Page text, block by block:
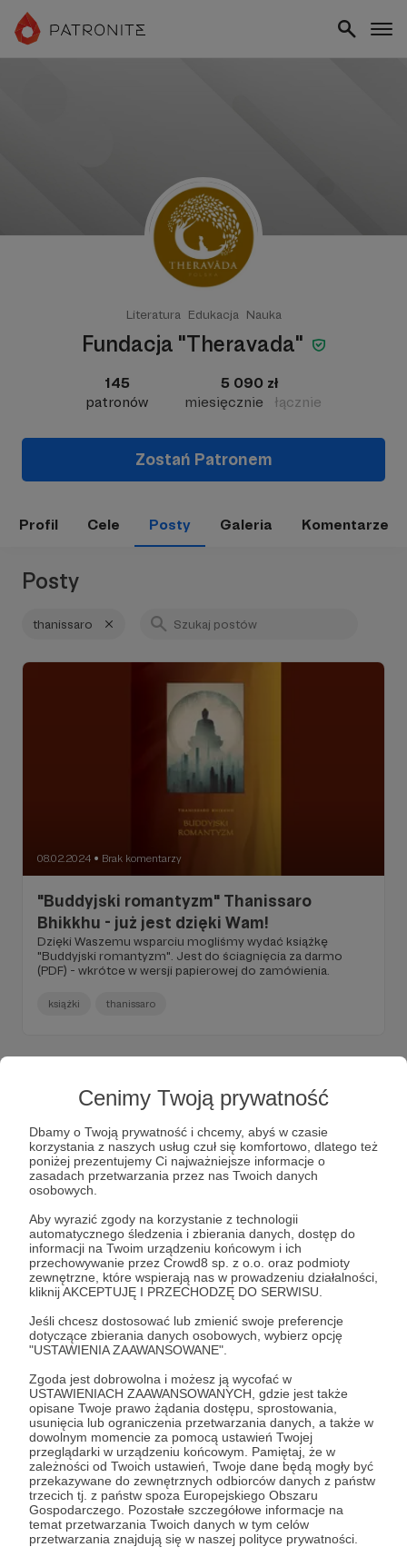
Cenimy Twoją prywatność
Dbamy o Twoją prywatność i chcemy, abyś w czasie
korzystania z naszych usług czuł się komfortowo, dlatego też
poniżej prezentujemy Ci najważniejsze informacje o
zasadach przetwarzania przez nas Twoich danych
osobowych.
Aby wyrazić zgody na korzystanie z technologii
automatycznego śledzenia i zbierania danych, dostęp do
informacji na Twoim urządzeniu końcowym i ich
przechowywanie przez Crowd8 sp. z o.o. oraz podmioty
zewnętrzne, które wspierają nas w prowadzeniu działalności,
kliknij AKCEPTUJĘ I PRZECHODZĘ DO SERWISU.
Jeśli chcesz dostosować lub zmienić swoje preferencje
dotyczące zbierania danych osobowych, wybierz opcję
"USTAWIENIA ZAAWANSOWANE".
Zgoda jest dobrowolna i możesz ją wycofać w
USTAWIENIACH ZAAWANSOWANYCH, gdzie jest także
opisane Twoje prawo żądania dostępu, sprostowania,
usunięcia lub ograniczenia przetwarzania danych, a także w
dowolnym momencie za pomocą ustawień Twojej
przeglądarki w urządzeniu końcowym. Pamiętaj, że w
zależności od Twoich ustawień, Twoje dane będą mogły być
przekazywane do zewnętrznych odbiorców danych z państw
trzecich tj. z państw spoza Europejskiego Obszaru
Gospodarczego. Pozostałe szczegółowe informacje na
temat przetwarzania Twoich danych w tym celów
przetwarzania znajdują się w naszej polityce prywatności.
Literatura Edukacja Nauka
Fundacja "Theravada"
145
patronów
5 090 zł
miesięcznie
łącznie
Zostań Patronem
Profil Cele Posty Galeria Komentarze
Posty
thanissaro
08.02.2024 ● Brak komentarzy
"Buddyjski romantyzm" Thanissaro
Bhikkhu - już jest dzięki Wam!
Dzięki Waszemu wsparciu mogliśmy wydać książkę
"Buddyjski romantyzm". Jest do ściagnięcia za darmo
(PDF) - wkrótce w wersji papierowej do zamówienia.
książki thanissaro
23.06.2020 ● Brak komentarzy
Nowy tytuł w księgarni
"Moc pytań" autorstwa Thanissaro Bhikkhu od teraz
dostępna do DARMOWEGO zamówienia na stronie
Dhamma.pl
książki dhamma thanissaro +1